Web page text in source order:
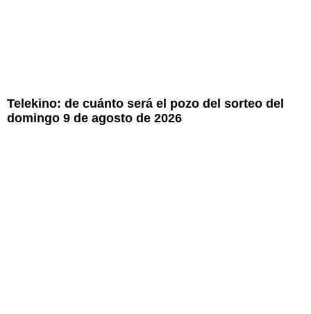
Telekino: de cuánto será el pozo del sorteo del
domingo 9 de agosto de 2026